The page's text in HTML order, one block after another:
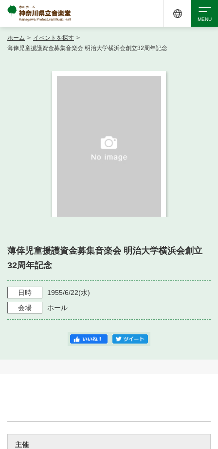
・ フロアマップ
・ よくある質問
・ 空き状況
・ 利用料金
・ 音楽堂のご案内
・ フロアマップ
・ 芸術参与
神奈川県立音楽堂
SNS
ホーム > イベントを探す >
薄倖児童援護資金募集音楽会 明治大学横浜会創立32周年記念
薄倖児童援護資金募集音楽会 明治大学横浜会創立
32周年記念
日時 1955/6/22(水)
会場
ホール
主催